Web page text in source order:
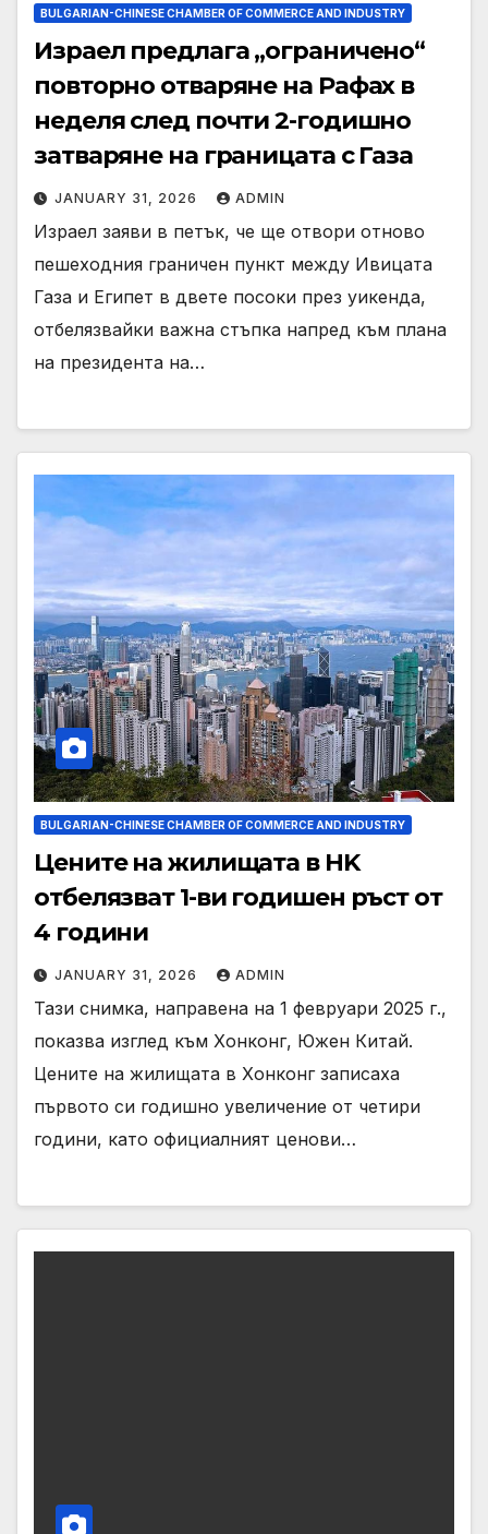
BULGARIAN-CHINESE CHAMBER OF COMMERCE AND INDUSTRY
Израел предлага „ограничено“
повторно отваряне на Рафах в
неделя след почти 2-годишно
затваряне на границата с Газа
JANUARY 31, 2026 ADMIN
Израел заяви в петък, че ще отвори отново
пешеходния граничен пункт между Ивицата
Газа и Египет в двете посоки през уикенда,
отбелязвайки важна стъпка напред към плана
на президента на…
BULGARIAN-CHINESE CHAMBER OF COMMERCE AND INDUSTRY
Цените на жилищата в HK
отбелязват 1-ви годишен ръст от
4 години
JANUARY 31, 2026 ADMIN
Тази снимка, направена на 1 февруари 2025 г.,
показва изглед към Хонконг, Южен Китай.
Цените на жилищата в Хонконг записаха
първото си годишно увеличение от четири
години, като официалният ценови…